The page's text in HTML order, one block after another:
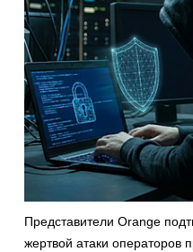
Представители Orange
жертвой атаки операторов